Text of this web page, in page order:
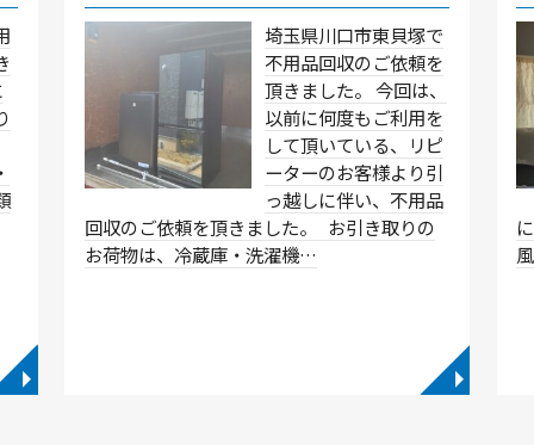
◥
埼玉県川口市東貝塚で
不用品回収のご依頼を
頂きました。 今回は、
以前に何度もご利用を
して頂いている、リピ
ーターのお客様より引
っ越しに伴い、不用品
回収のご依頼を頂きました。 お引き取りの
お荷物は、冷蔵庫・洗濯機…
◥